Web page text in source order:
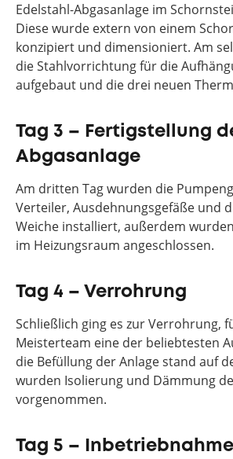
Edelstahl-Abgasanlage im
Diese wurde extern von einem
konzipiert und dimensioniert. Am
die Stahlvorrichtung für die
aufgebaut und die drei neuen
Tag 3 – Fertigstellung
Abgasanlage
Am dritten Tag wurden die
Verteiler, Ausdehnungsgefäße und
Weiche installiert, außerdem
im Heizungsraum angeschlossen.
Tag 4 – Verrohrung
Schließlich ging es zur Verrohrung,
Meisterteam eine der beliebtesten
die Befüllung der Anlage stand auf
wurden Isolierung und Dämmung
vorgenommen.
Tag 5 – Inbetriebnahme